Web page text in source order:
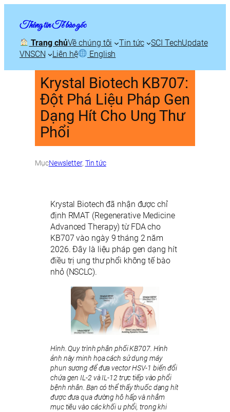
Thông tin Tế bào gốc
Trang chủVề chúng tôi Tin tức
SCI TechUpdate
VNSCN
Liên hệ English
Krystal Biotech KB707:
Đột Phá Liệu Pháp Gen
Dạng Hít Cho Ung Thư
Phổi
MụcNewsletter, Tin tức
Krystal Biotech đã nhận được chỉ
định RMAT (Regenerative Medicine
Advanced Therapy) từ FDA cho
KB707 vào ngày 9 tháng 2 năm
2026. Đây là liệu pháp gen dạng hít
điều trị ung thư phổi không tế bào
nhỏ (NSCLC).
Hình. Quy trình phân phối KB707. Hình
ảnh này minh họa cách sử dụng máy
phun sương để đưa vector HSV-1 biến đổi
chứa gen IL-2 và IL-12 trực tiếp vào phổi
bệnh nhân. Bạn có thể thấy thuốc dạng hít
được đưa qua đường hô hấp và nhắm
mục tiêu vào các khối u phổi, trong khi